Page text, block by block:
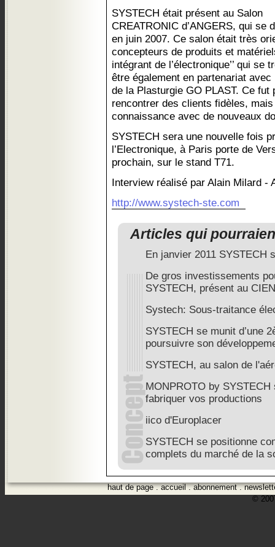
SYSTECH était présent au Salon
CREATRONIC d’ANGERS, qui se
en juin 2007. Ce salon était très
concepteurs de produits et
intégrant de l’électronique’’ qui se
être également en partenariat avec
de la Plasturgie GO PLAST. Ce fut
rencontrer des clients fidèles,
connaissance avec de nouveaux
SYSTECH sera une nouvelle fois
l’Electronique, à Paris porte de
prochain, sur le stand T71.
Interview réalisé par Alain Milard -
http://www.systech-ste.com
Articles qui
En janvier 2011 SYSTECH
De gros investissements
SYSTECH, présent au
Systech: Sous-traitance
SYSTECH se munit d’une
poursuivre son
SYSTECH, au salon de
MONPROTO by
fabriquer vos productions
iico d'Europlacer
SYSTECH se positionne
complets du marché de la
haut de page.accueil.abonnement.
©